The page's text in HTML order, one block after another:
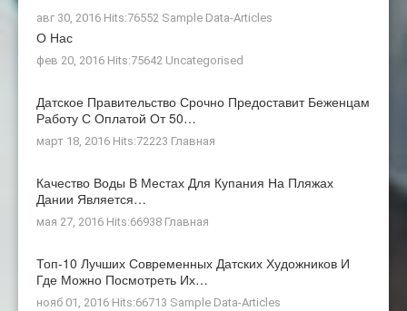
авг 30, 2016 Hits:76552 Sample Data-Articles
О Нас
фев 20, 2016 Hits:75642 Uncategorised
Датское Правительство Срочно Предоставит Беженцам
Работу С Оплатой От 50…
март 18, 2016 Hits:72223 Главная
Качество Воды В Местах Для Купания На Пляжах
Дании Является…
мая 27, 2016 Hits:66938 Главная
Топ-10 Лучших Современных Датских Художников И
Где Можно Посмотреть Их…
нояб 01, 2016 Hits:66713 Sample Data-Articles